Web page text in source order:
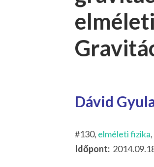
Dávid
#130, elméleti fizika,
Időpont: